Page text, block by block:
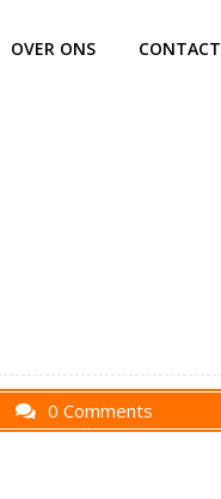
OVER ONS CONTACT
0 Comments